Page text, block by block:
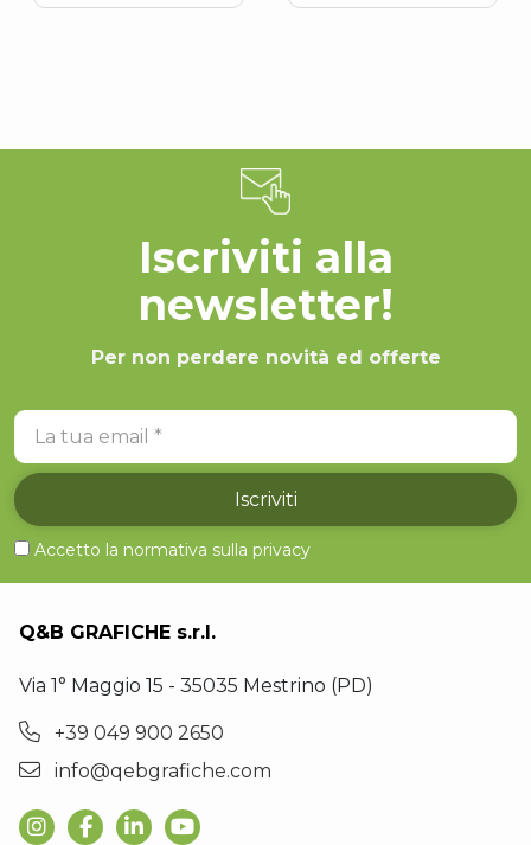
Iscriviti alla
newsletter!
Per non perdere novità ed offerte
La tua email
Iscriviti
Accetto la normativa sulla privacy
Q&B GRAFICHE s.r.l.
Via 1° Maggio 15 - 35035 Mestrino (PD)
+39 049 900 2650
info@qebgrafiche.com